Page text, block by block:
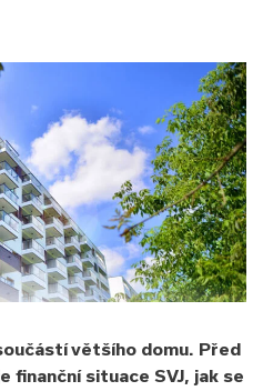
většího domu. Před
situace SVJ, jak se